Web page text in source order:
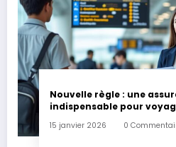
Nouvelle règle : une
indispensable pour
15 janvier 2026 0